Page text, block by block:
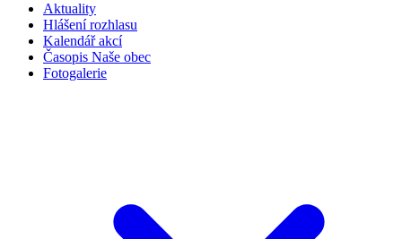
Aktuality
Hlášení rozhlasu
Kalendář akcí
Časopis Naše obec
Fotogalerie